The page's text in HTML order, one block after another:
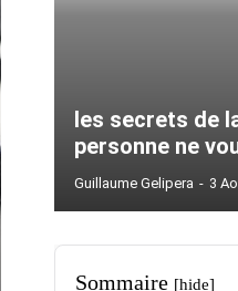
les secrets de
personne ne
Guillaume Gelipera - 3
Sommaire [hide]